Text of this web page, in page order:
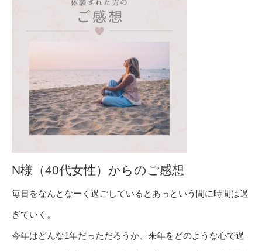
N様（40代女性）からのご感想
毎日をなんとなーく過ごしているとあっという間に時間は過
ぎていく。
今年はどんな1年だっただろうか、来年をどのような心で過